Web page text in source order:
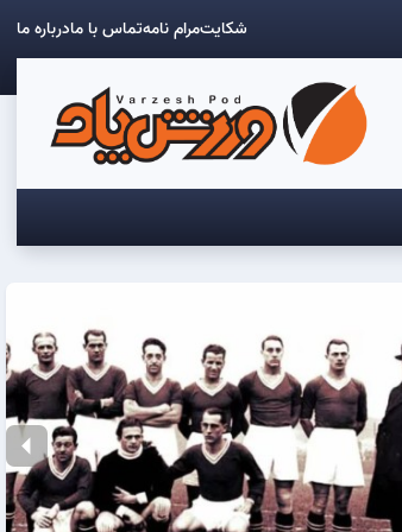
درباره ماتماس با مامرام نامهشکایت
arrow_left